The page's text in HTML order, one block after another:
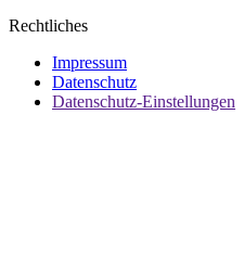
Rechtliches
Impressum
Datenschutz
Datenschutz-Einstellungen